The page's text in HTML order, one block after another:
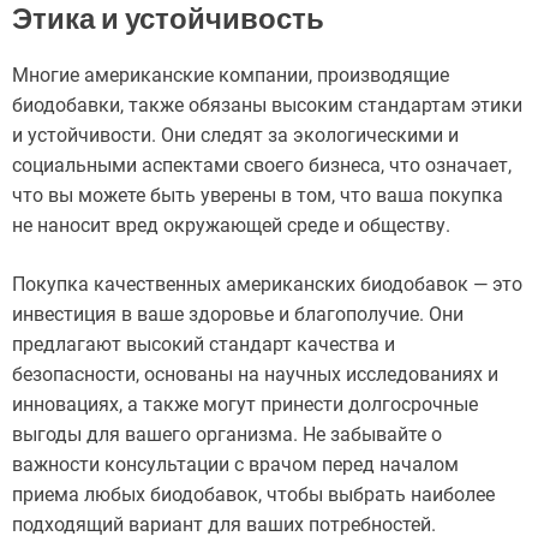
Этика и устойчивость
Многие американские компании, производящие
биодобавки, также обязаны высоким стандартам этики
и устойчивости. Они следят за экологическими и
социальными аспектами своего бизнеса, что означает,
что вы можете быть уверены в том, что ваша покупка
не наносит вред окружающей среде и обществу.
Покупка качественных американских биодобавок — это
инвестиция в ваше здоровье и благополучие. Они
предлагают высокий стандарт качества и
безопасности, основаны на научных исследованиях и
инновациях, а также могут принести долгосрочные
выгоды для вашего организма. Не забывайте о
важности консультации с врачом перед началом
приема любых биодобавок, чтобы выбрать наиболее
подходящий вариант для ваших потребностей.